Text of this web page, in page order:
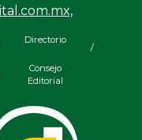
Directorio
/
Consejo
Editorial